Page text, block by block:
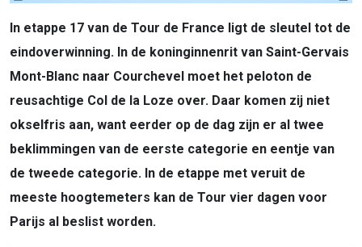
In etappe 17 van de Tour de France ligt de sleutel tot de
eindoverwinning. In de koninginnenrit van Saint-Gervais
Mont-Blanc naar Courchevel moet het peloton de
reusachtige Col de la Loze over. Daar komen zij niet
okselfris aan, want eerder op de dag zijn er al twee
beklimmingen van de eerste categorie en eentje van
de tweede categorie. In de etappe met veruit de
meeste hoogtemeters kan de Tour vier dagen voor
Parijs al beslist worden.